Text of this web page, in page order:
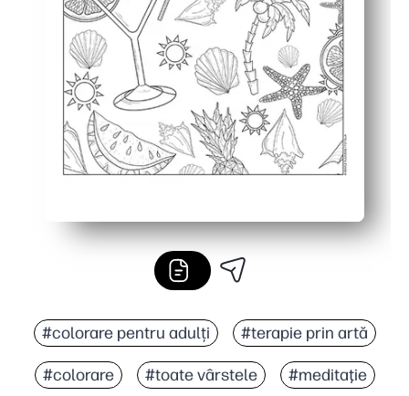
#colorare pentru adulți #terapie prin artă
#colorare #toate vârstele #meditaţie